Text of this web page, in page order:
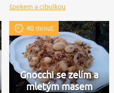
špekem a cibulkou
40 minut
Gnocchi se zelím a
mletým masem